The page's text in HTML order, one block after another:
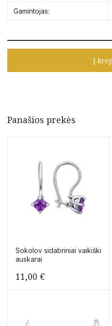
Gamintojas:
Į
Panašios prekės
Sokolov sidabriniai vaikiški
auskarai
11,00 €